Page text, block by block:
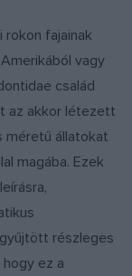
rokon fajainak
vagy
család
az akkor létezett
méretű állatokat
magába. Ezek
részleges
ez a